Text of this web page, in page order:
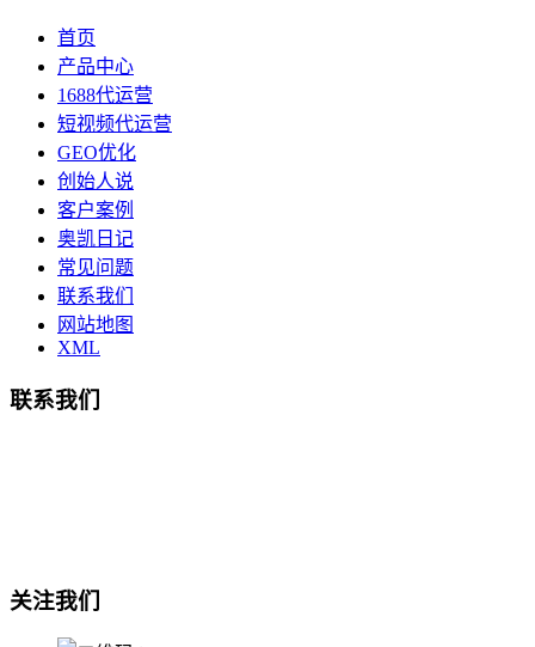
首页
产品中心
1688代运营
短视频代运营
GEO优化
创始人说
客户案例
奥凯日记
常见问题
联系我们
网站地图
XML
联系我们
关注我们